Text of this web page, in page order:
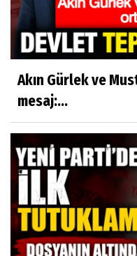
Akın Gürlek ve
mesaj:...